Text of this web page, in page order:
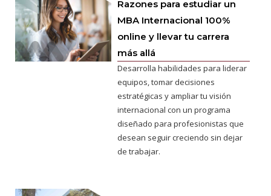
Razones para estudiar un
MBA Internacional 100%
online y llevar tu carrera
más allá
Desarrolla habilidades para liderar
equipos, tomar decisiones
estratégicas y ampliar tu visión
internacional con un programa
diseñado para profesionistas que
desean seguir creciendo sin dejar
de trabajar.